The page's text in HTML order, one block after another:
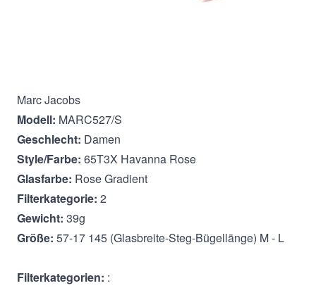
Marc Jacobs
Modell: MARC527/S
Geschlecht: Damen
Style/Farbe: 65T3X Havanna Rose
Glasfarbe: Rose Gradient
Filterkategorie: 2
Gewicht: 39g
Größe: 57-17 145 (Glasbreite-Steg-Bügellänge) M - L
Filterkategorien: :